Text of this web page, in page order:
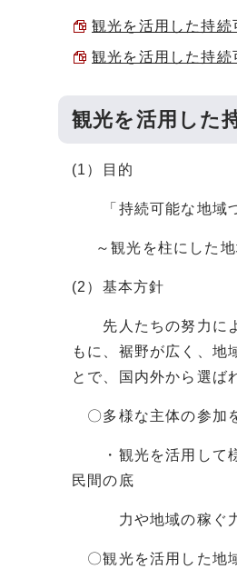
観光を活用した持
観光を活用した持
観光を活用した
(1）目的
「持続可能な地域づ
～観光を柱にした地
(2）基本方針
先人たちの努力によ
もに、裾野が広く、地
とで、国内外から選ば
〇多様な主体の参加
・観光を活用して様
民間の底
力や地域の稼ぐ力
〇観光を活用した地